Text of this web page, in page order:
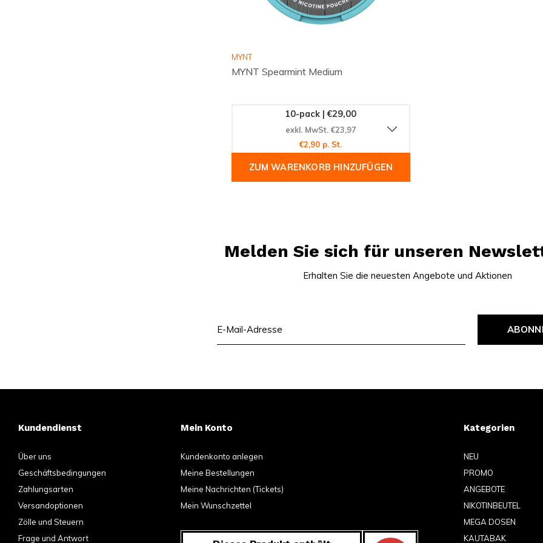
MYNT
MYNT Spearmint Medium
10-pack | €29,00
exkl. MwSt. €23,97
€2,90 p. St.
ZUM WARENKORB HINZUFÜGEN
Melden Sie sich für unseren
Erhalten Sie die neuesten Angebote und Aktionen
Kundendienst
Über uns
Geschäftsbedingungen
Zahlungsarten
Versandoptionen
Zölle und Steuern
Frage und Antwort
Mein Konto
Kundenkonto anlegen
Meine Bestellungen
Meine Nachrichten (Tickets)
Mein Wunschzettel
Kategorien
NEU
PROMO
ANGEBOTE
NIKOTINBEUTEL
MEGA DOSEN
KAUTABAK